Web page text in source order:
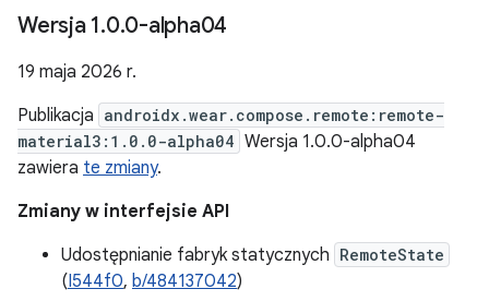
Wersja 1.0.0-alpha04
19 maja 2026 r.
Publikacja androidx.wear.compose.remote:remote-
material3:1.0.0-alpha04 Wersja 1.0.0-alpha04
zawiera te zmiany.
Zmiany w interfejsie API
Udostępnianie fabryk statycznych RemoteState
(I544f0, b/484137042)